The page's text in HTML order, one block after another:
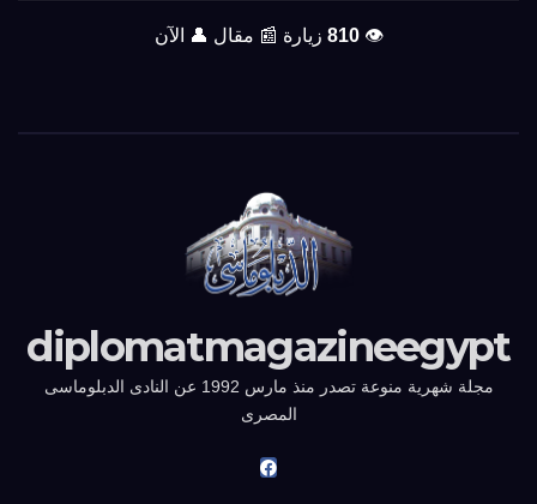
👁️
810 زيارة 📰 مقال 👤 الآن
diplomatmagazineegypt
مجلة شهرية منوعة تصدر منذ مارس 1992 عن النادى الدبلوماسى
المصرى